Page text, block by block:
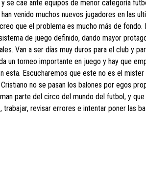
se cae ante equipos de menor categoría
venido muchos nuevos jugadores en las
que el problema es mucho más de fondo.
de juego definido, dando mayor
Van a ser días muy duros para el club y
un torneo importante en juego y hay que
esta. Escucharemos que este no es el mister
no se pasan los balones por egos
parte del circo del mundo del futbol, y
revisar errores e intentar poner las